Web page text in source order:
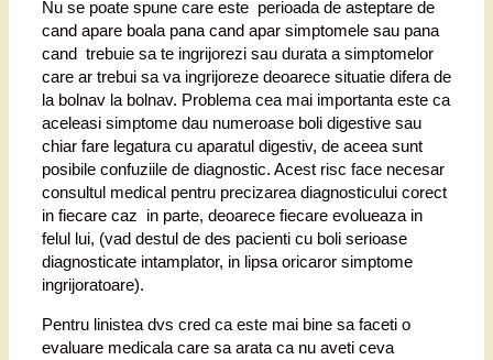
Nu se poate spune care este perioada de asteptare de
cand apare boala pana cand apar simptomele sau pana
cand trebuie sa te ingrijorezi sau durata a simptomelor
care ar trebui sa va ingrijoreze deoarece situatie difera de
la bolnav la bolnav. Problema cea mai importanta este ca
aceleasi simptome dau numeroase boli digestive sau
chiar fare legatura cu aparatul digestiv, de aceea sunt
posibile confuziile de diagnostic. Acest risc face necesar
consultul medical pentru precizarea diagnosticului corect
in fiecare caz in parte, deoarece fiecare evolueaza in
felul lui, (vad destul de des pacienti cu boli serioase
diagnosticate intamplator, in lipsa oricaror simptome
ingrijoratoare).
Pentru linistea dvs cred ca este mai bine sa faceti o
evaluare medicala care sa arata ca nu aveti ceva